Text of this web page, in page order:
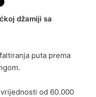
džamiji sa
puta prema
od 60.000